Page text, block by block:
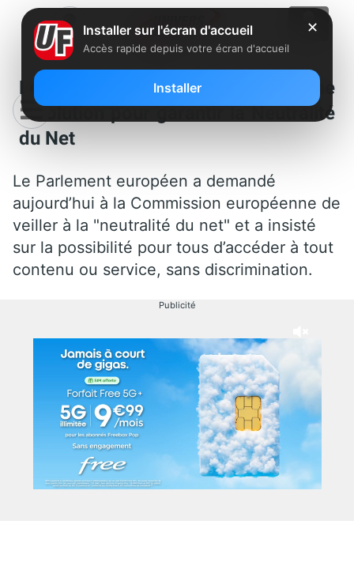
Le Parlement Européen adopte une
résolution pour garantir la Neutralité
du Net
Le Parlement européen a demandé
aujourd’hui à la Commission européenne de
veiller à la "neutralité du net" et a insisté
sur la possibilité pour tous d’accéder à tout
contenu ou service, sans discrimination.
Publicité
✕
Installer sur l'écran d'accueil
Accès rapide depuis votre écran d'accueil
Installer